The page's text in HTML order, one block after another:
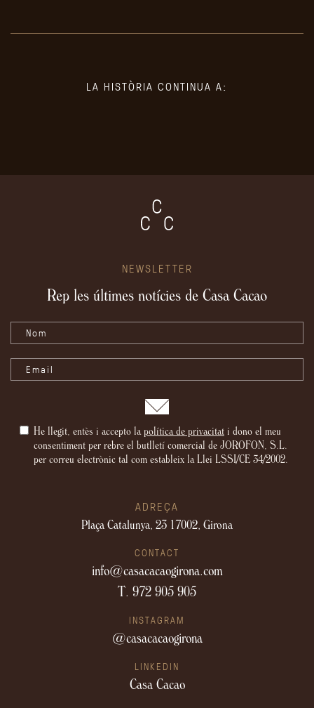
LA HISTÒRIA CONTINUA A:
NEWSLETTER
Rep les últimes notícies de Casa Cacao
He llegit, entès i accepto la política de privacitati dono el meu
consentiment per rebre el butlletí comercial de JOROFON, S.L.
per correu electrònic tal com estableix la Llei LSSI/CE 34/2002.
ADREÇA
Plaça Catalunya, 23 17002, Girona
CONTACT
info@casacacaogirona.com
T. 972 905 905
INSTAGRAM
@casacacaogirona
LINKEDIN
Casa Cacao